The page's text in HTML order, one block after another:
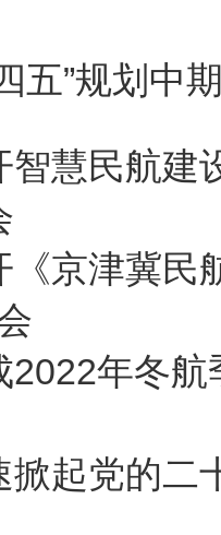
五”规划中
智慧民航建
《京津冀民
2022年冬航
掀起党的二